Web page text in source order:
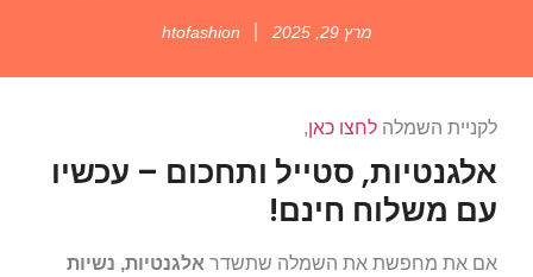
מרץ 29, 2025 htofashion
לקניית השמלה לחצו כאן,
אלגנטיות, סטייל ותחכום – עכשיו
עם משלוח חינם!
אם את מחפשת את השמלה שתשדר אלגנטיות, נשיות